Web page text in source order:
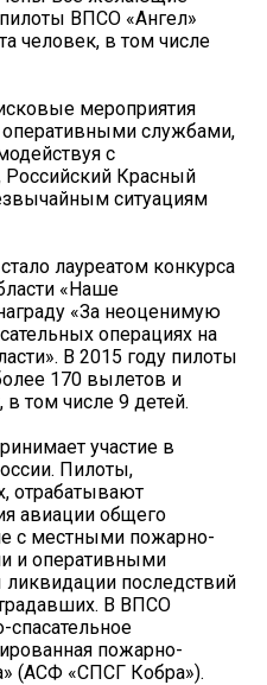
ВПСО «Ангел»
человек, в том числе
мероприятия
службами,
с
Российский Красный
ситуациям
лауреатом конкурса
«Наше
«За неоценимую
операциях на
В 2015 году пилоты
170 вылетов и
том числе 9 детей.
участие в
Пилоты,
отрабатывают
авиации общего
с местными пожарно-
и оперативными
последствий
В ВПСО
пожарно-
(АСФ «СПСГ Кобра»).